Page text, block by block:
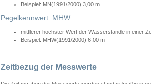
Beispiel: MN(1991/2000) 3,00 m
Pegelkennwert: MHW
mittlerer höchster Wert der Wasserstände in einer
Beispiel: MHW(1991/2000) 6,00 m
Zeitbezug der Messwerte